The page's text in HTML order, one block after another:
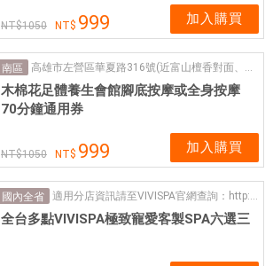
1050 999 加入購買
南區 高雄市左營區華夏路316號(近富山檀香對面、漢神巨蛋後方)
木棉花足體養生會館腳底按摩或全身按摩
70分鐘通用券
1050 999 加入購買
國內全省 適用分店資訊請至VIVISPA官網查詢：http://www.vivispa.com.tw/pages/?Ipg=1005
全台多點VIVISPA極致寵愛客製SPA六選三